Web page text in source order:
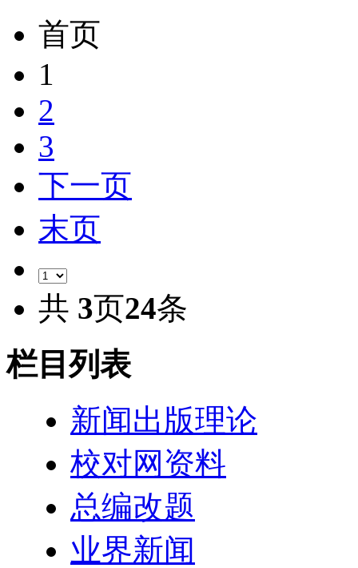
首页
1
2
3
下一页
末页
共 3页24条
栏目列表
新闻出版理论
校对网资料
总编改题
业界新闻